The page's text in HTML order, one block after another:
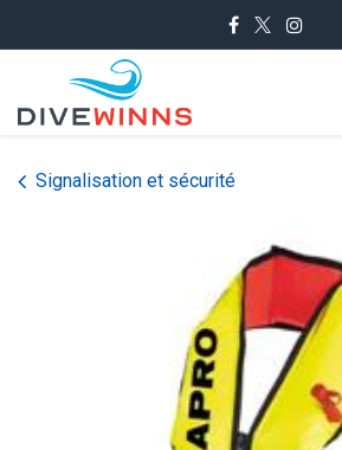
Signalisation et sécurité